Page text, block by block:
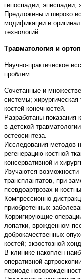
гипоспадии,
Предложены и широко
модификации и
технологий.
Травматология и
Научно-практическое
проблем:
Сочетанные и
системы;
костей конечностей.
Разработаны
в детской
остеосинтеза.
Исследования методов
регенерацию костной
консервативной и
Изучаются
трансплантатов, при
псевдоартрозах и
Компрессионно-
приобретенных
Корригирующие
лопатки, врожденном
доброкачественных
костей; экзостозной
В клинике накоплен
оперативной
периоде